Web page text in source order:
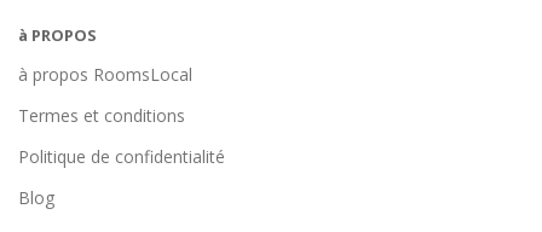
à PROPOS
à propos RoomsLocal
Termes et conditions
Politique de confidentialité
Blog